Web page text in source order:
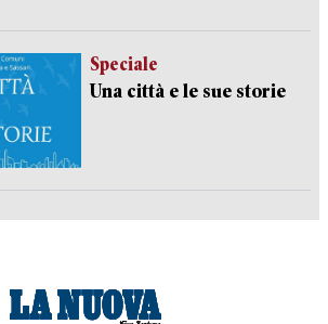
Speciale
Una città e le sue storie